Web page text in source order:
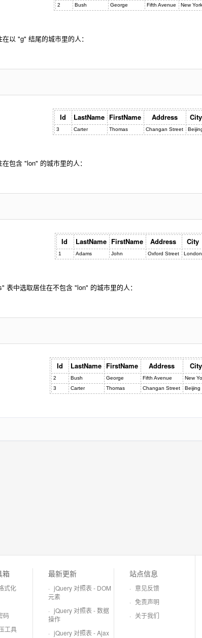
2 Bush George Fifth Avenue New
以 "g" 结尾的城市里的人：
Id LastName FirstName Address City
3 Carter Thomas Changan Street
包含 "lon" 的城市里的人：
Id LastName FirstName Address City
1 Adams John Oxford Street London
中选取居住在不包含 "lon" 的城市里的人：
Id LastName FirstName Address City
2 Bush George Fifth Avenue
New
3
Carter Thomas Changan Street Beijing
箱
式化
码
工具
最新更新
· jQuery 对照表 - DOM
元素
· jQuery 对照表 - 数据
操作
· jQuery 对照表 - Ajax
站点信息
· 意见反馈
· 免责声明
· 关于我们